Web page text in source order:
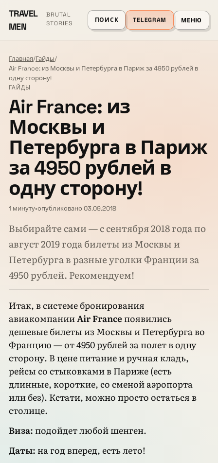
TRAVEL
MEN
BRUTAL
STORIES
ПОИСК TELEGRAM МЕНЮ
Главная/Гайды/
Air France: из Москвы и Петербурга в Париж за 4950 рублей в
одну сторону!
ГАЙДЫ
Air France: из
Москвы и
Петербурга в Париж
за 4950 рублей в
одну сторону!
1 минуту•опубликовано 03.09.2018
Выбирайте сами — с сентября 2018 года по
август 2019 года билеты из Москвы и
Петербурга в разные уголки Франции за
4950 рублей. Рекомендуем!
Итак, в системе бронирования
авиакомпанииAir France появились
дешевые билеты из Москвы и Петербурга во
Францию — от 4950 рублей за полет в одну
сторону. В цене питание и ручная кладь,
рейсы со стыковками в Париже (есть
длинные, короткие, со сменой аэропорта
или без). Кстати, можно просто остаться в
столице.
Виза: подойдет любой шенген.
Даты: на год вперед, есть лето!